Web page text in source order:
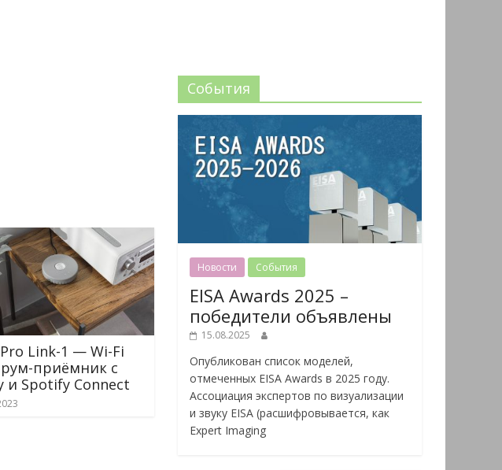
Link-1 — Wi-Fi
приёмник c
и Spotify Connect
События
Новости События
EISA Awards 2025 –
победители объявлены
15.08.2025
Опубликован список моделей,
отмеченных EISA Awards в 2025 году.
Ассоциация экспертов по визуализации
и звуку EISA (расшифровывается, как
Expert Imaging